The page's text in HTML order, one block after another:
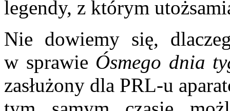
legendy, z którym
Nie dowiemy się,
w sprawie Ósmego dnia
zasłużony dla PRL-u